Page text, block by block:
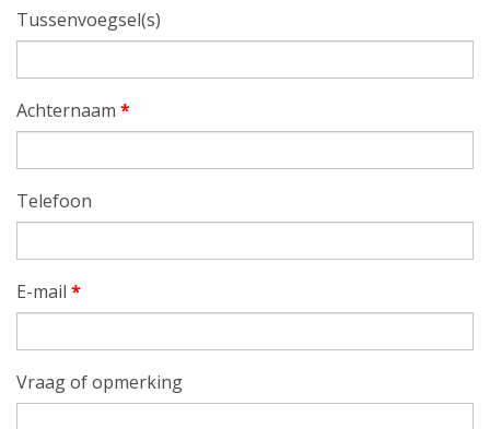
Tussenvoegsel(s)
Achternaam *
Telefoon
E-mail *
Vraag of opmerking